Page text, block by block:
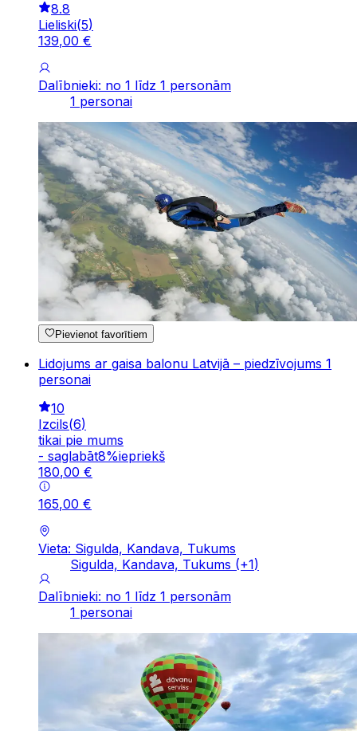
8.8
Lieliski(5)
139,00 €
Dalībnieki: no 1 līdz 1 personām
1 personai
Pievienot favorītiem
Lidojums ar gaisa balonu Latvijā – piedzīvojums 1
personai
10
Izcils(6)
tikai pie mums
- saglabāt8%iepriekš
180,00 €
165,00 €
Vieta: Sigulda, Kandava, Tukums
Sigulda, Kandava, Tukums (+1)
Dalībnieki: no 1 līdz 1 personām
1 personai